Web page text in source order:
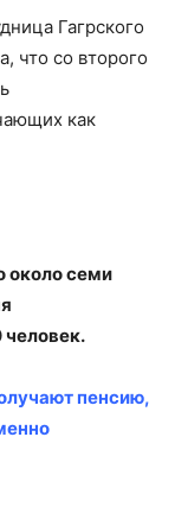
Гагрского
что со второго
как
около семи
пенсию,